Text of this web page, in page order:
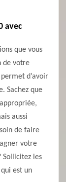
avec
que vous
de votre
d’avoir
Sachez que
aussi
de faire
votre
les
est un